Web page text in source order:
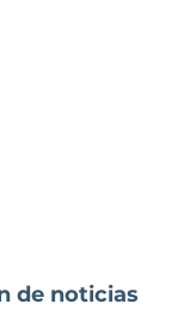
de noticias